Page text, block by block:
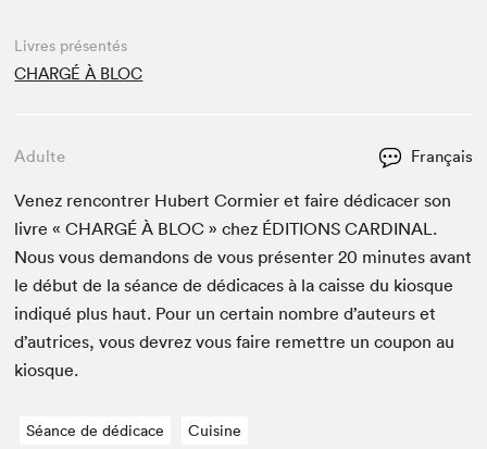
Livres présentés
CHARGÉ À BLOC
Adulte Français
Venez ren­con­tr­er Hubert Cormi­er et faire dédi­cac­er son
livre «CHARGÉ À BLOC » chez ÉDI­TIONS CAR­DI­NAL.
Nous vous deman­dons de vous présen­ter20 min­utes avant
le début de la séance de dédi­caces à la caisse du kiosque
indiqué plus haut. Pour un cer­tain nom­bre d’auteurs et
d’autrices, vous devrez vous faire remet­tre un coupon au
kiosque.
Séance de dédicace Cuisine